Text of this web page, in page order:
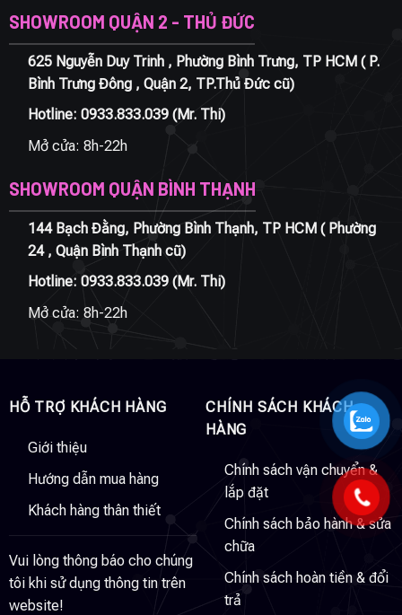
SHOWROOM QUẬN 2 - THỦ ĐỨC
625 Nguyễn Duy Trinh , Phường Bình Trưng, TP HCM ( P.
Bình Trưng Đông , Quận 2, TP.Thủ Đức cũ)
Hotline: 0933.833.039(Mr. Thi)
Mở cửa: 8h-22h
SHOWROOM QUẬN BÌNH THẠNH
144 Bạch Đằng, Phường Bình Thạnh, TP HCM ( Phường
24 , Quận Bình Thạnh cũ)
Hotline: 0933.833.039(Mr. Thi)
Mở cửa: 8h-22h
HỖ TRỢ KHÁCH HÀNG
Giới thiệu
Hướng dẫn mua hàng
Khách hàng thân thiết
Vui lòng thông báo cho chúng
tôi khi sử dụng thông tin trên
website!
CHÍNH SÁCH KHÁCH
HÀNG
Chính sách vận chuyển &
lắp đặt
Chính sách bảo hành & sửa
chữa
Chính sách hoàn tiền & đổi
trả